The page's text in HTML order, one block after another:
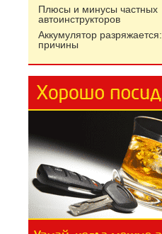
Плюсы и минусы частных
автоинструкторов
Аккумулятор разряжается:
причины